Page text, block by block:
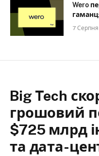
Wero
7
Big Tech
грошовий
$725 млрд
та дата-